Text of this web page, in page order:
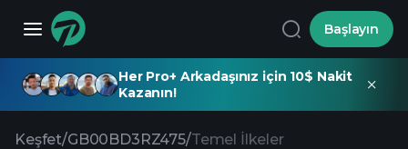
Başlayın
Her Pro+ Arkadaşınız için 10$ Nakit
Kazanın!
Keşfet/GB00BD3RZ475/Temel İlkeler